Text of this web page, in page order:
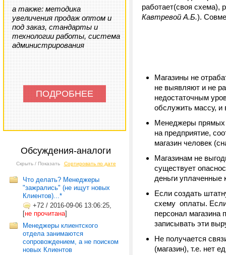
а также: методика
увеличения продаж оптом и
под заказ, стандарты и
технологии работы, система
администрирования
ПОДРОБНЕЕ
Обсуждения-аналоги
Скрыть / Показать Сортировать по дате
Что делать? Менеджеры
"зажрались" (не ищут новых
Клиентов)...*
+72 / 2016-09-06 13:06:25,
[не прочитана]
Менеджеры клиентского
отдела занимаются
сопровождением, а не поиском
новых Клиентов
работает(своя схема),
Кавтревой А.Б.).
Магазины не
не выявляют и не
недостаточным
обслужить массу, и
Менеджеры прямых
на предприятие,
магазин человек
Магазинам не
существует
деньги
Если создать
схему оплаты. Если
персонал магазина
записывать эти
Не получается
(магазин), т.е. нет